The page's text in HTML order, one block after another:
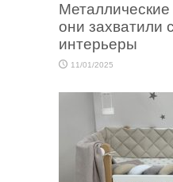
они захватили
интерьеры
11/01/2025